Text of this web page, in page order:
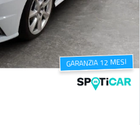
GARANZIA 12 MESI